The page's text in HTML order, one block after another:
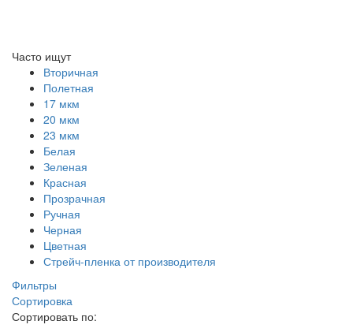
Часто ищут
Вторичная
Полетная
17 мкм
20 мкм
23 мкм
Белая
Зеленая
Красная
Прозрачная
Ручная
Черная
Цветная
Стрейч-пленка от производителя
Фильтры
Сортировка
Сортировать по: